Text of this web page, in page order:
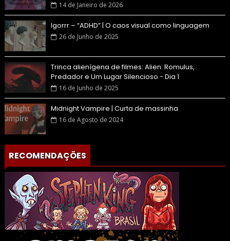
14 de Janeiro de 2026
Igorrr – “ADHD” | O caos visual como linguagem
26 de Junho de 2025
Trinca alienígena de filmes: Alien: Romulus,
Predador e Um Lugar Silencioso - Dia 1
16 de Junho de 2025
Midnight Vampire | Curta de massinha
16 de Agosto de 2024
RECOMENDAÇÕES